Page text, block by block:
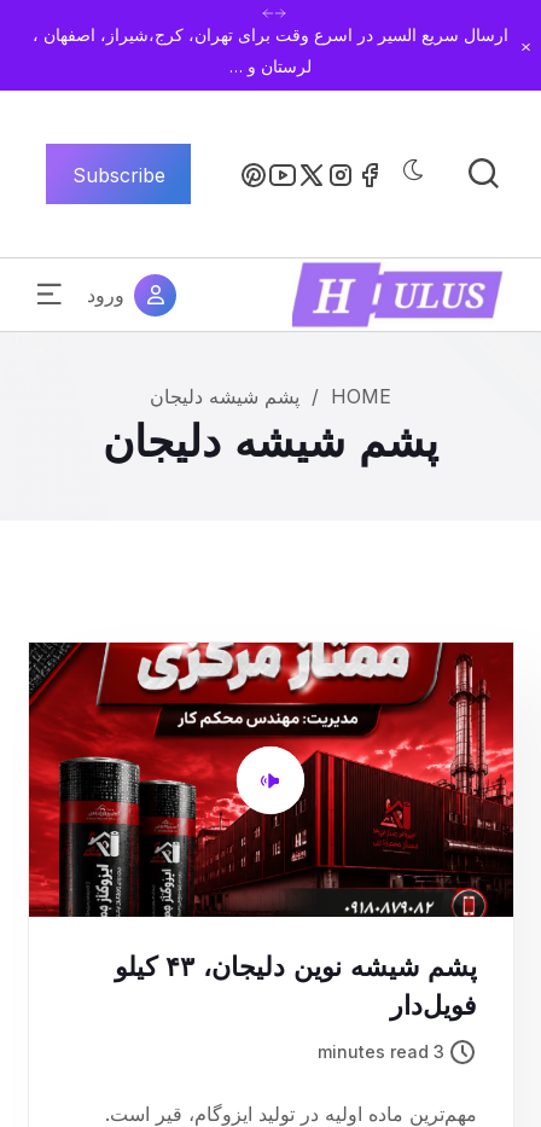
ارسال سریع السیر در اسرع وقت برای تهران، کرج،شیراز، اصفهان ،
لرستان و …
Dismiss
Subscribe
ورود
HOME
/ پشم شیشه دلیجان
پشم شیشه دلیجان
پشم شیشه نوین دلیجان، ۴۳ کیلو
فویل‌دار
3 minutes read
مهم‌ترین ماده اولیه در تولید ایزوگام، قیر است.